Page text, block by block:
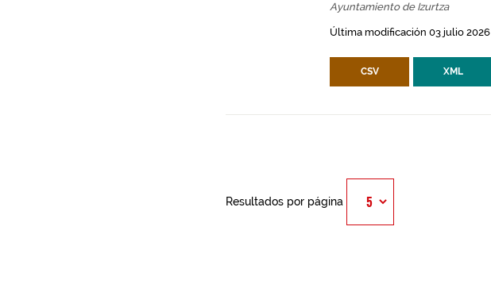
Ayuntamiento de Izurtza
Última modificación 03 julio 2026
CSV XML
Resultados por página